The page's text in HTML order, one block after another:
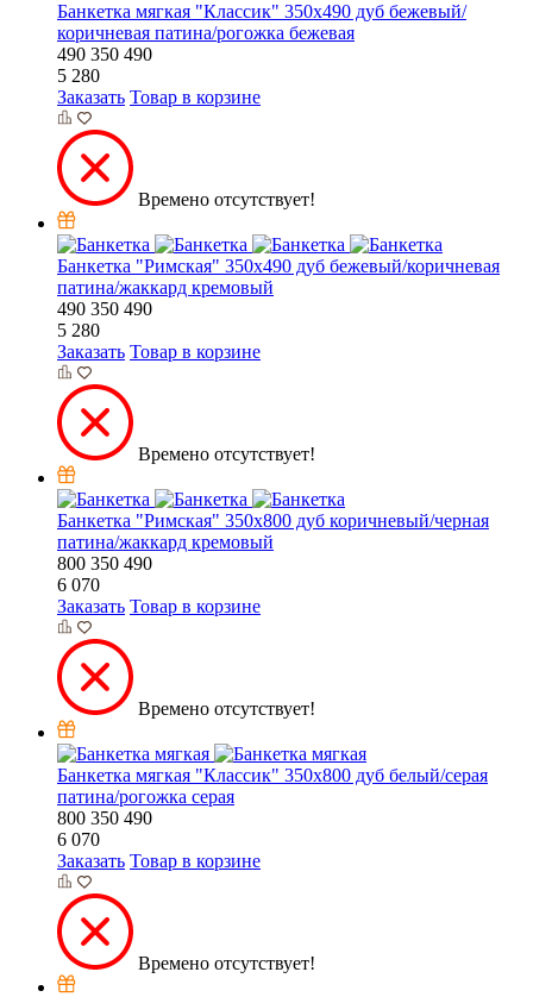
Банкетка мягкая "Классик" 350х490 дуб бежевый/
коричневая патина/рогожка бежевая
490 350 490
5 280
Заказать Товар в корзине
Времено отсутствует!
Банкетка "Римская" 350х490 дуб бежевый/коричневая
патина/жаккард кремовый
490 350 490
5 280
Заказать Товар в корзине
Времено отсутствует!
Банкетка "Римская" 350х800 дуб коричневый/черная
патина/жаккард кремовый
800 350 490
6 070
Заказать Товар в корзине
Времено отсутствует!
Банкетка мягкая "Классик" 350х800 дуб белый/серая
патина/рогожка серая
800 350 490
6 070
Заказать Товар в корзине
Времено отсутствует!